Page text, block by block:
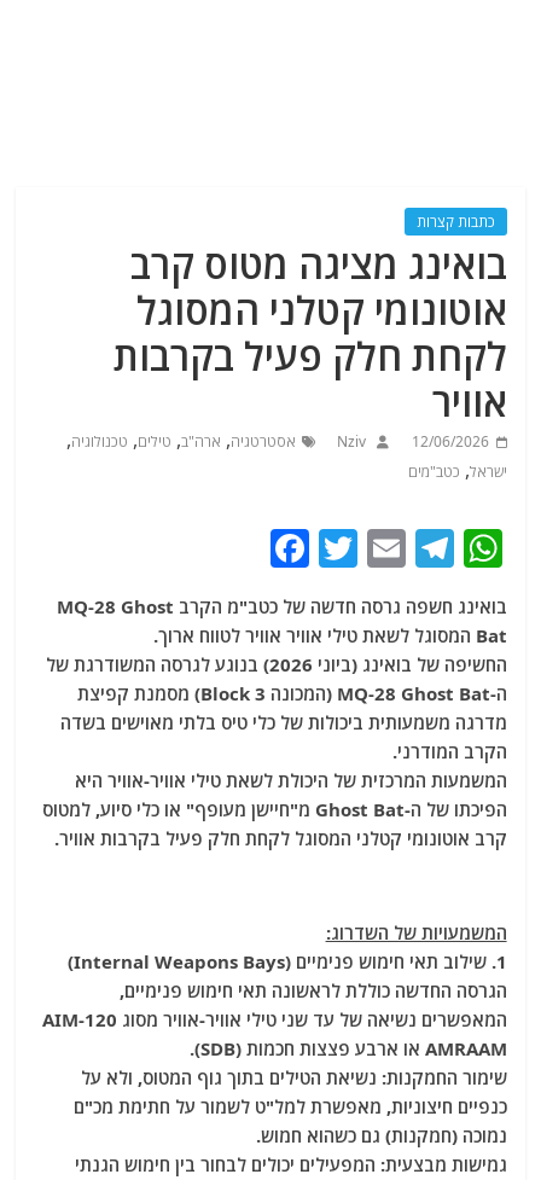
כתבות קצרות
בואינג מציגה מטוס קרב
אוטונומי קטלני המסוגל
לקחת חלק פעיל בקרבות
אוויר
12/06/2026
Nziv אסטרטגיה, ארה"ב, טילים, טכנולוגיה,
ישראל, כטב"מים
W
at
s
A
p
p
T
e
g
ra
m
E
ai
l
T
itt
er
c
e
b
o
o
k
בואינג חשפה גרסה חדשה של כטב"מ הקרב MQ-28 Ghost
Bat המסוגל לשאת טילי אוויר אוויר לטווח ארוך.
החשיפה של בואינג (ביוני 2026) בנוגע לגרסה המשודרגת של
ה-MQ-28 Ghost Bat (המכונה Block 3) מסמנת קפיצת
מדרגה משמעותית ביכולות של כלי טיס בלתי מאוישים בשדה
הקרב המודרני.
המשמעות המרכזית של היכולת לשאת טילי אוויר-אוויר היא
הפיכתו של ה-Ghost Bat מ"חיישן מעופף" או כלי סיוע, למטוס
קרב אוטונומי קטלני המסוגל לקחת חלק פעיל בקרבות אוויר.
המשמעויות של השדרוג:
1. שילוב תאי חימוש פנימיים (Internal Weapons Bays)
הגרסה החדשה כוללת לראשונה תאי חימוש פנימיים,
המאפשרים נשיאה של עד שני טילי אוויר-אוויר מסוג AIM-120
AMRAAM או ארבע פצצות חכמות (SDB).
שימור החמקנות: נשיאת הטילים בתוך גוף המטוס, ולא על
כנפיים חיצוניות, מאפשרת למל"ט לשמור על חתימת מכ"ם
נמוכה (חמקנות) גם כשהוא חמוש.
גמישות מבצעית: המפעילים יכולים לבחור בין חימוש הגנתי